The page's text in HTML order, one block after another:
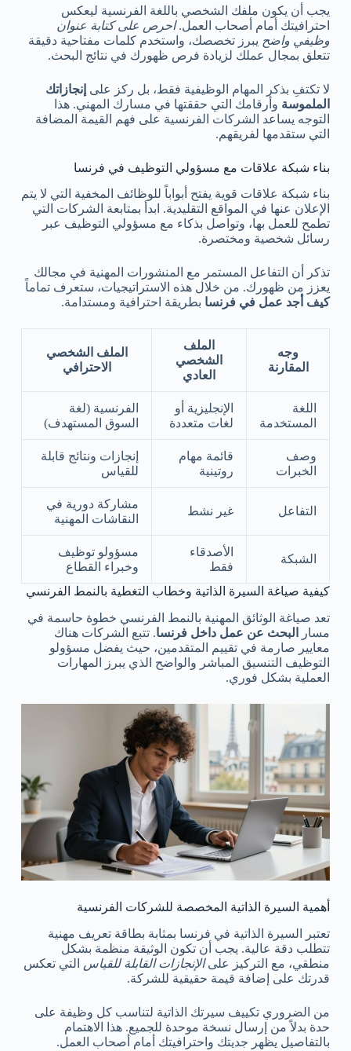
يجب أن يكون ملفك الشخصي باللغة الفرنسية ليعكس
احترافيتك أمام أصحاب العمل.احرص على كتابة عنوان
وظيفي واضح يبرز تخصصك، واستخدم كلمات مفتاحية دقيقة
تتعلق بمجال عملك لزيادة فرص ظهورك في نتائج البحث.
لا تكتفِ بذكر المهام الوظيفية فقط، بل ركز على إنجازاتك
الملموسة وأرقامك التي حققتها في مسارك المهني. هذا
التوجه يساعد الشركات الفرنسية على فهم القيمة المضافة
التي ستقدمها لفريقهم.
بناء شبكة علاقات مع مسؤولي التوظيف في فرنسا
بناء شبكة علاقات قوية يفتح أبواباً للوظائف المخفية التي لا يتم
الإعلان عنها في المواقع التقليدية. ابدأ بمتابعة الشركات التي
تطمح للعمل بها، وتواصل بذكاء مع مسؤولي التوظيف عبر
رسائل شخصية ومختصرة.
تذكر أن التفاعل المستمر مع المنشورات المهنية في مجالك
يعزز من ظهورك. من خلال هذه الاستراتيجيات، ستعرف تماماً
كيف أجد عمل في فرنسا بطريقة احترافية ومستدامة.
وجه
المقارنة
الملف
الشخصي
العادي
الملف الشخصي
الاحترافي
اللغة
المستخدمة
الإنجليزية أو
لغات متعددة
الفرنسية (لغة
السوق المستهدف)
وصف
الخبرات
قائمة مهام
روتينية
إنجازات ونتائج قابلة
للقياس
التفاعل غير نشط
مشاركة دورية في
النقاشات المهنية
الشبكة
الأصدقاء
فقط
مسؤولو توظيف
وخبراء القطاع
كيفية صياغة السيرة الذاتية وخطاب التغطية بالنمط الفرنسي
تعد صياغة الوثائق المهنية بالنمط الفرنسي خطوة حاسمة في
مسار
البحث عن عمل داخل فرنسا. تتبع الشركات هناك
معايير صارمة في تقييم المتقدمين، حيث يفضل مسؤولو
التوظيف التنسيق المباشر والواضح الذي يبرز المهارات
العملية بشكل فوري.
أهمية السيرة الذاتية المخصصة للشركات الفرنسية
تعتبر السيرة الذاتية في فرنسا بمثابة بطاقة تعريف مهنية
تتطلب دقة عالية. يجب أن تكون الوثيقة منظمة بشكل
منطقي، مع التركيز علىالإنجازات القابلة للقياس التي تعكس
قدرتك على إضافة قيمة حقيقية للشركة.
من الضروري تكييف سيرتك الذاتية لتناسب كل وظيفة على
حدة بدلاً من إرسال نسخة موحدة للجميع. هذا الاهتمام
بالتفاصيل يظهر جديتك واحترافيتك أمام أصحاب العمل.